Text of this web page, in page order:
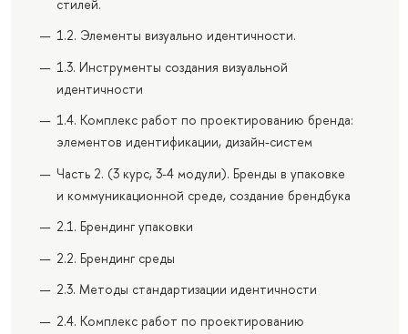
стилей.
1.2. Элементы визуально идентичности.
1.3. Инструменты создания визуальной
идентичности
1.4. Комплекс работ по проектированию бренда:
элементов идентификации, дизайн-систем
Часть 2. (3 курс, 3-4 модули). Бренды в упаковке
и коммуникационной среде, создание брендбука
2.1. Брендинг упаковки
2.2. Брендинг среды
2.3. Методы стандартизации идентичности
2.4. Комплекс работ по проектированию